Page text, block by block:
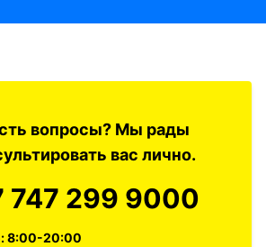
вопросы? Мы рады
вас лично.
747 299 9000
8:00-20:00